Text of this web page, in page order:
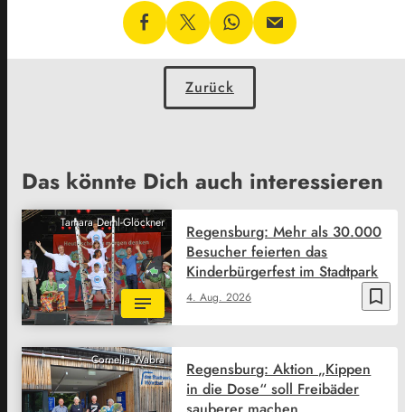
Zurück
Das könnte Dich auch interessieren
Tamara Deml-Glöckner
bookmark_border
4. Aug. 2026
Regensburg: Mehr als 30.000
Besucher feierten das
Kinderbürgerfest im Stadtpark
Cornelia Wabra
Regensburg: Aktion „Kippen
in die Dose“ soll Freibäder